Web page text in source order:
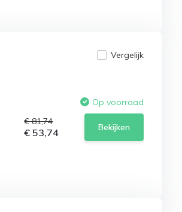
Vergelijk
Op voorraad
€ 81,74
€ 53,74 Bekijken